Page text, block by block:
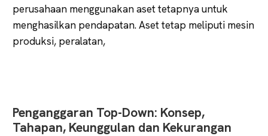
perusahaan menggunakan aset tetapnya untuk
menghasilkan pendapatan. Aset tetap meliputi mesin
produksi, peralatan,
Penganggaran Top-Down: Konsep,
Tahapan, Keunggulan dan Kekurangan